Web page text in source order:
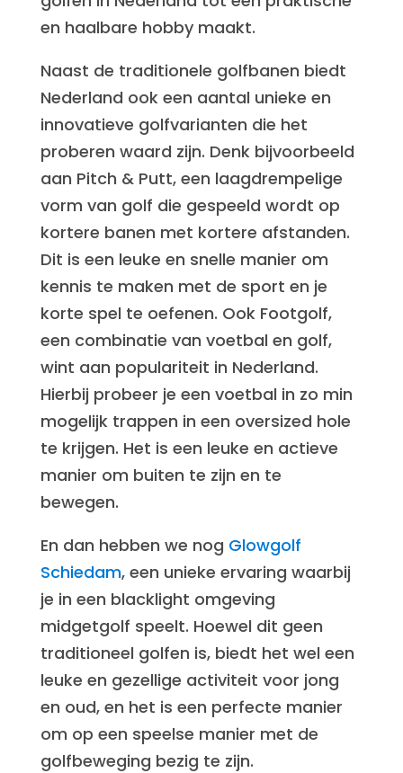
en haalbare hobby maakt.
Naast de traditionele golfbanen biedt
Nederland ook een aantal unieke en
innovatieve golfvarianten die het
proberen waard zijn. Denk bijvoorbeeld
aan Pitch & Putt, een laagdrempelige
vorm van golf die gespeeld wordt op
kortere banen met kortere afstanden.
Dit is een leuke en snelle manier om
kennis te maken met de sport en je
korte spel te oefenen. Ook Footgolf,
een combinatie van voetbal en golf,
wint aan populariteit in Nederland.
Hierbij probeer je een voetbal in zo min
mogelijk trappen in een oversized hole
te krijgen. Het is een leuke en actieve
manier om buiten te zijn en te
bewegen.
En dan hebben we nog Glowgolf
Schiedam, een unieke ervaring waarbij
je in een blacklight omgeving
midgetgolf speelt. Hoewel dit geen
traditioneel golfen is, biedt het wel een
leuke en gezellige activiteit voor jong
en oud, en het is een perfecte manier
om op een speelse manier met de
golfbeweging bezig te zijn.